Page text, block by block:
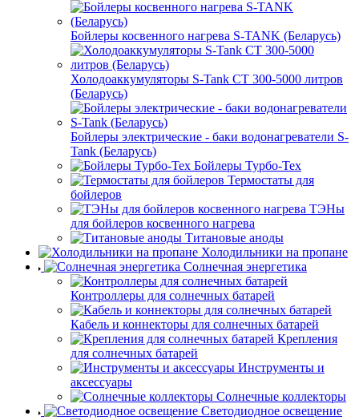
Бойлеры косвенного нагрева S-TANK (Беларусь)
Холодоаккумуляторы S-Tank СТ 300-5000 литров
(Беларусь)
Бойлеры электрические - баки водонагреватели S-
Tank (Беларусь)
Бойлеры Турбо-Тех
Термостаты для
бойлеров
ТЭНы
для бойлеров косвенного нагрева
Титановые аноды
Холодильники на пропане
Солнечная энергетика
Контроллеры для солнечных батарей
Кабель и коннекторы для солнечных батарей
Крепления
для солнечных батарей
Инструменты и
аксессуары
Солнечные коллекторы
Светодиодное освещение